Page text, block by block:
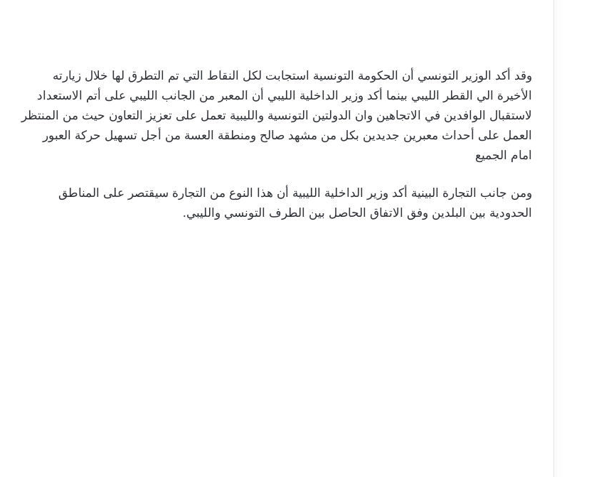
وقد أكد الوزير التونسي أن الحكومة التونسية استجابت لكل النقاط التي تم التطرق لها خلال زيارته
الأخيرة الي القطر الليبي بينما أكد وزير الداخلية الليبي أن المعبر من الجانب الليبي على أتم الاستعداد
لاستقبال الوافدين في الاتجاهين وان الدولتين التونسية والليبية تعمل على تعزيز التعاون حيث من المنتظر
العمل على أحداث معبرين جديدين بكل من مشهد صالح ومنطقة العسة من أجل تسهيل حركة العبور
امام الجميع
ومن جانب التجارة البينية أكد وزير الداخلية الليبية أن هذا النوع من التجارة سيقتصر على المناطق
الحدودية بين البلدين وفق الاتفاق الحاصل بين الطرف التونسي والليبي.